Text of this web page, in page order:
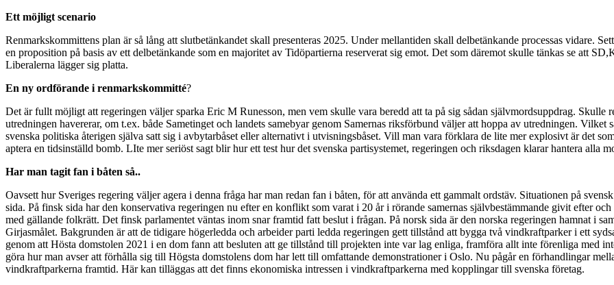
Ett möjligt scenario
Renmarkskommittens plan är så lång att slutbetänkandet skall presenteras 2025. Under mellantiden skall delbetänkande processas vidare.
en proposition på basis av ett delbetänkande som en majoritet av Tidöpartierna reserverat sig emot. Det som däremot skulle tänkas se att
Liberalerna lägger sig platta.
En ny ordförande i renmarkskommitté?
Det är fullt möjligt att regeringen väljer sparka Eric M Runesson, men vem skulle vara beredd att ta på sig sådan självmordsuppdrag. Skulle
utredningen havererar, om t.ex. både Sametinget och landets samebyar genom Samernas riksförbund väljer att hoppa av utredningen. Vilket
svenska politiska återigen själva satt sig i avbytarbåset eller alternativt i utvisningsbåset. Vill man vara förklara de lite mer explosivt är det
aptera en tidsinställd bomb. LIte mer seriöst sagt blir hur ett test hur det svenska partisystemet, regeringen och riksdagen klarar hantera alla
Har man tagit fan i båten så..
Oavsett hur Sveriges regering väljer agera i denna fråga har man redan fan i båten, för att använda ett gammalt ordstäv. Situationen på
sida. På finsk sida har den konservativa regeringen nu efter en konflikt som varat i 20 år i rörande samernas självbestämmande givit efter
med gällande folkrätt. Det finsk parlamentet väntas inom snar framtid fatt beslut i frågan. På norsk sida är den norska regeringen hamnat i
Girjasmålet. Bakgrunden är att de tidigare högerledda och arbeider parti ledda regeringen gett tillstånd att bygga två vindkraftparker i ett
genom att Hösta domstolen 2021 i en dom fann att besluten att ge tillstånd till projekten inte var lag enliga, framföra allt inte förenliga med
göra hur man avser att förhålla sig till Högsta domstolens dom har lett till omfattande demonstrationer i Oslo. Nu pågår en förhandlingar
vindkraftparkerna framtid. Här kan tilläggas att det finns ekonomiska intressen i vindkraftparkerna med kopplingar till svenska företag.